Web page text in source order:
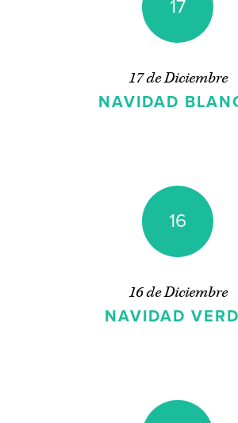
17
17 de Diciembre
NAVIDAD
16
16 de Diciembre
NAVIDAD